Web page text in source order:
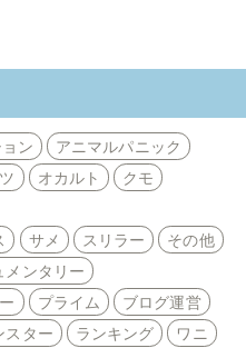
ン
アニマルパニック
オカルト
クモ
サメ スリラー
その他
メンタリー
プライム
ブログ運営
スター ランキング
ワニ